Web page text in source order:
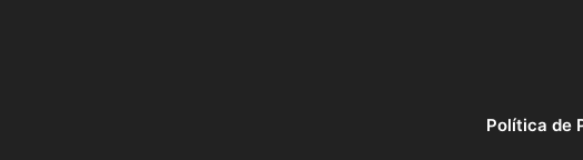
Política de